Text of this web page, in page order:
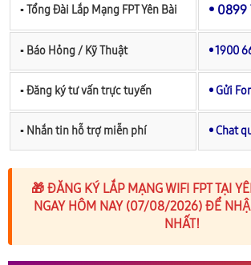
▪︎ Tổng Đài Lắp Mạng FPT Yên Bài • 0899
▪︎ Báo Hỏng / Kỹ Thuật • 1900
▪︎ Đăng ký tư vấn trực tuyến • Gửi
▪︎ Nhắn tin hỗ trợ miễn phí • Chat
🎁 ĐĂNG KÝ LẮP MẠNG WIFI FPT TẠI
NGAY HÔM NAY (07/08/2026) ĐỂ
NHẤT!